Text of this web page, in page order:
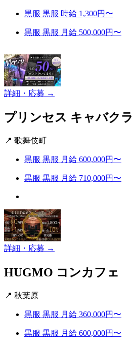
黒服 黒服 時給 1,300円〜
黒服 黒服 月給 500,000円〜
詳細・応募 →
プリンセス キャバクラ
📍 歌舞伎町
黒服 黒服 月給 600,000円〜
黒服 黒服 月給 710,000円〜
詳細・応募 →
HUGMO コンカフェ
📍 秋葉原
黒服 黒服 月給 360,000円〜
黒服 黒服 月給 600,000円〜